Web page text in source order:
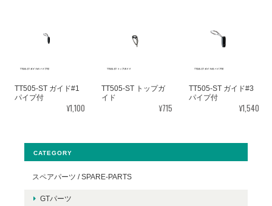
TT505-ST ガイド#1
パイプ付
¥1,100
TT505-ST トップガ
イド
¥715
TT505-ST ガイド#3
パイプ付
¥1,540
CATEGORY
スペアパーツ / SPARE-PARTS
GTパーツ